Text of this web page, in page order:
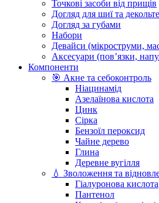
Точкові засоби від прищів
Догляд для шиї та декольте
Догляд за губами
Набори
Девайси (мікроструми,
Аксесуари (повʼязки,
Компоненти
🎯 Акне та себоконтроль
Ніацинамід
Азелаїнова кислота
Цинк
Сірка
Бензоїл пероксид
Чайне дерево
Глина
Деревне вугілля
💧 Зволоження та
Гіалуронова кислота
Пантенол